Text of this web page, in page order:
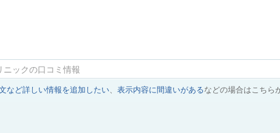
ニックの口コミ情報
など詳しい情報を追加したい、表示内容に間違いがあるなどの場合はこちら